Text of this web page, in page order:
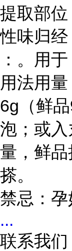
提取部
性味归
：。用于
用法用量
6g （鲜品
泡；或
量，鲜
搽。
禁忌：孕
...
联系我们